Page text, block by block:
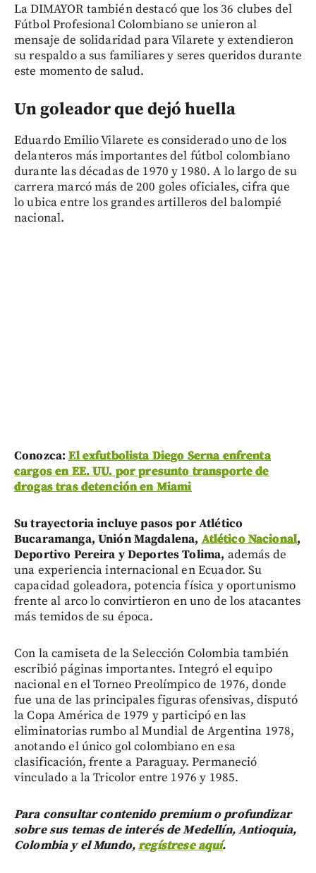
La DIMAYOR también destacó que los 36 clubes del
Fútbol Profesional Colombiano se unieron al
mensaje de solidaridad para Vilarete y extendieron
su respaldo a sus familiares y seres queridos durante
este momento de salud.
Un goleador que dejó huella
Eduardo Emilio Vilarete es considerado uno de los
delanteros más importantes del fútbol colombiano
durante las décadas de 1970 y 1980. A lo largo de su
carrera marcó más de 200 goles oficiales, cifra que
lo ubica entre los grandes artilleros del balompié
nacional.
Conozca:El exfutbolista Diego Serna enfrenta
cargos en EE. UU. por presunto transporte de
drogas tras detención en Miami
Su trayectoria incluye pasos por Atlético
Bucaramanga, Unión Magdalena, Atlético Nacional,
Deportivo Pereira y Deportes Tolima, además de
una experiencia internacional en Ecuador. Su
capacidad goleadora, potencia física y oportunismo
frente al arco lo convirtieron en uno de los atacantes
más temidos de su época.
Con la camiseta de la Selección Colombia también
escribió páginas importantes. Integró el equipo
nacional en el Torneo Preolímpico de 1976, donde
fue una de las principales figuras ofensivas, disputó
la Copa América de 1979 y participó en las
eliminatorias rumbo al Mundial de Argentina 1978,
anotando el único gol colombiano en esa
clasificación, frente a Paraguay. Permaneció
vinculado a la Tricolor entre 1976 y 1985.
Para consultar contenido premium o profundizar
sobre sus temas de interés de Medellín, Antioquia,
Colombia y el Mundo,regístrese aquí.